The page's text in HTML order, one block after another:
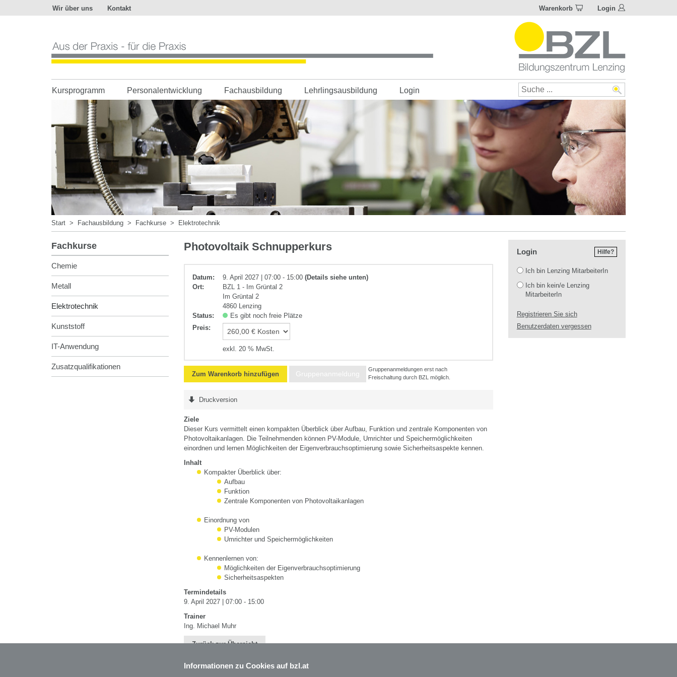
Wir über uns Kontakt Warenkorb Login
der
Praxis
-
die
Praxis
Kursprogramm Personalentwicklung Fachausbildung Lehrlingsausbildung Login
Start > Fachausbildung > Fachkurse > Elektrotechnik
Fachkurse
Chemie
Metall
Elektrotechnik
Kunststoff
IT-Anwendung
Zusatzqualifikationen
Elektrotechnik
Photovoltaik Schnupperkurs
Datum: 9. April 2027 | 07:00 - 15:00(Details siehe unten)
Ort:
BZL 1 - Im Grüntal 2
Im Grüntal 2
4860 Lenzing
Status:
Es gibt noch freie Plätze
Preis:
exkl. 20 % MwSt.
Zum Warenkorb hinzufügen Gruppenanmeldung
Gruppenanmeldungen erst nach
Freischaltung durch BZL möglich.
Druckversion
Ziele
Dieser Kurs vermittelt einen kompakten Überblick über Aufbau, Funktion und zentrale Komponenten von
Photovoltaikanlagen. Die Teilnehmenden können PV-Module, Umrichter und Speichermöglichkeiten
einordnen und lernen Möglichkeiten der Eigenverbrauchsoptimierung sowie Sicherheitsaspekte kennen.
Inhalt
Kompakter Überblick über:
Aufbau
Funktion
Zentrale Komponenten von Photovoltaikanlagen
Einordnung von
PV-Modulen
Umrichter und Speichermöglichkeiten
Kennenlernen von:
Möglichkeiten der Eigenverbrauchsoptimierung
Sicherheitsaspekten
Termindetails
9. April 2027 | 07:00 - 15:00
Trainer
Ing. Michael Muhr
Zurück zur Übersicht
Hilfe?
Login
Ich bin Lenzing MitarbeiterIn
Ich bin kein/e Lenzing
MitarbeiterIn
Registrieren Sie sich
Benutzerdaten vergessen
Informationen zu Cookies auf bzl.at